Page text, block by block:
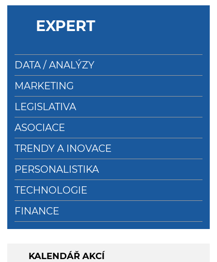
EXPERT
DATA / ANALÝZY
MARKETING
LEGISLATIVA
ASOCIACE
TRENDY A INOVACE
PERSONALISTIKA
TECHNOLOGIE
FINANCE
KALENDÁŘ AKCÍ